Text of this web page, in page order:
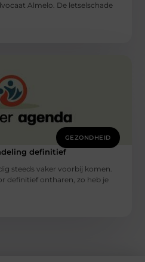
Almelo. De letselschade
GEZONDHEID
definitief
steeds vaker voorbij komen.
definitief ontharen, zo heb je